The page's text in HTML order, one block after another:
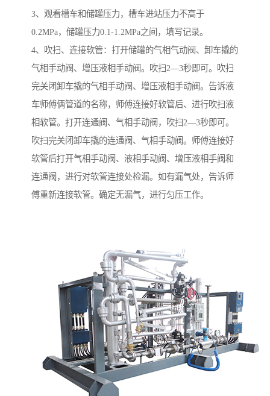
3、观看槽车和储罐压力，槽车进站压力不高于
0.2MPa，储罐压力0.1-1.2MPa之间，填写记录。
4、吹扫、连接软管：打开储罐的气相气动阀、卸车撬的
气相手动阀、增压液相手动阀。吹扫2—3秒即可。吹扫
完关闭卸车撬的气相手动阀、增压液相手动阀。告诉液
车师傅俩管道的名称，师傅连接好软管后、进行吹扫液
相软管。打开连通阀、气相手动阀，吹扫2—3秒即可。
吹扫完关闭卸车撬的连通阀、气相手动阀。师傅连接好
软管后打开气相手动阀、液相手动阀、增压液相手阀和
连通阀，进行对软管连接处检漏。如有漏气处，告诉师
傅重新连接软管。确定无漏气，进行匀压工作。